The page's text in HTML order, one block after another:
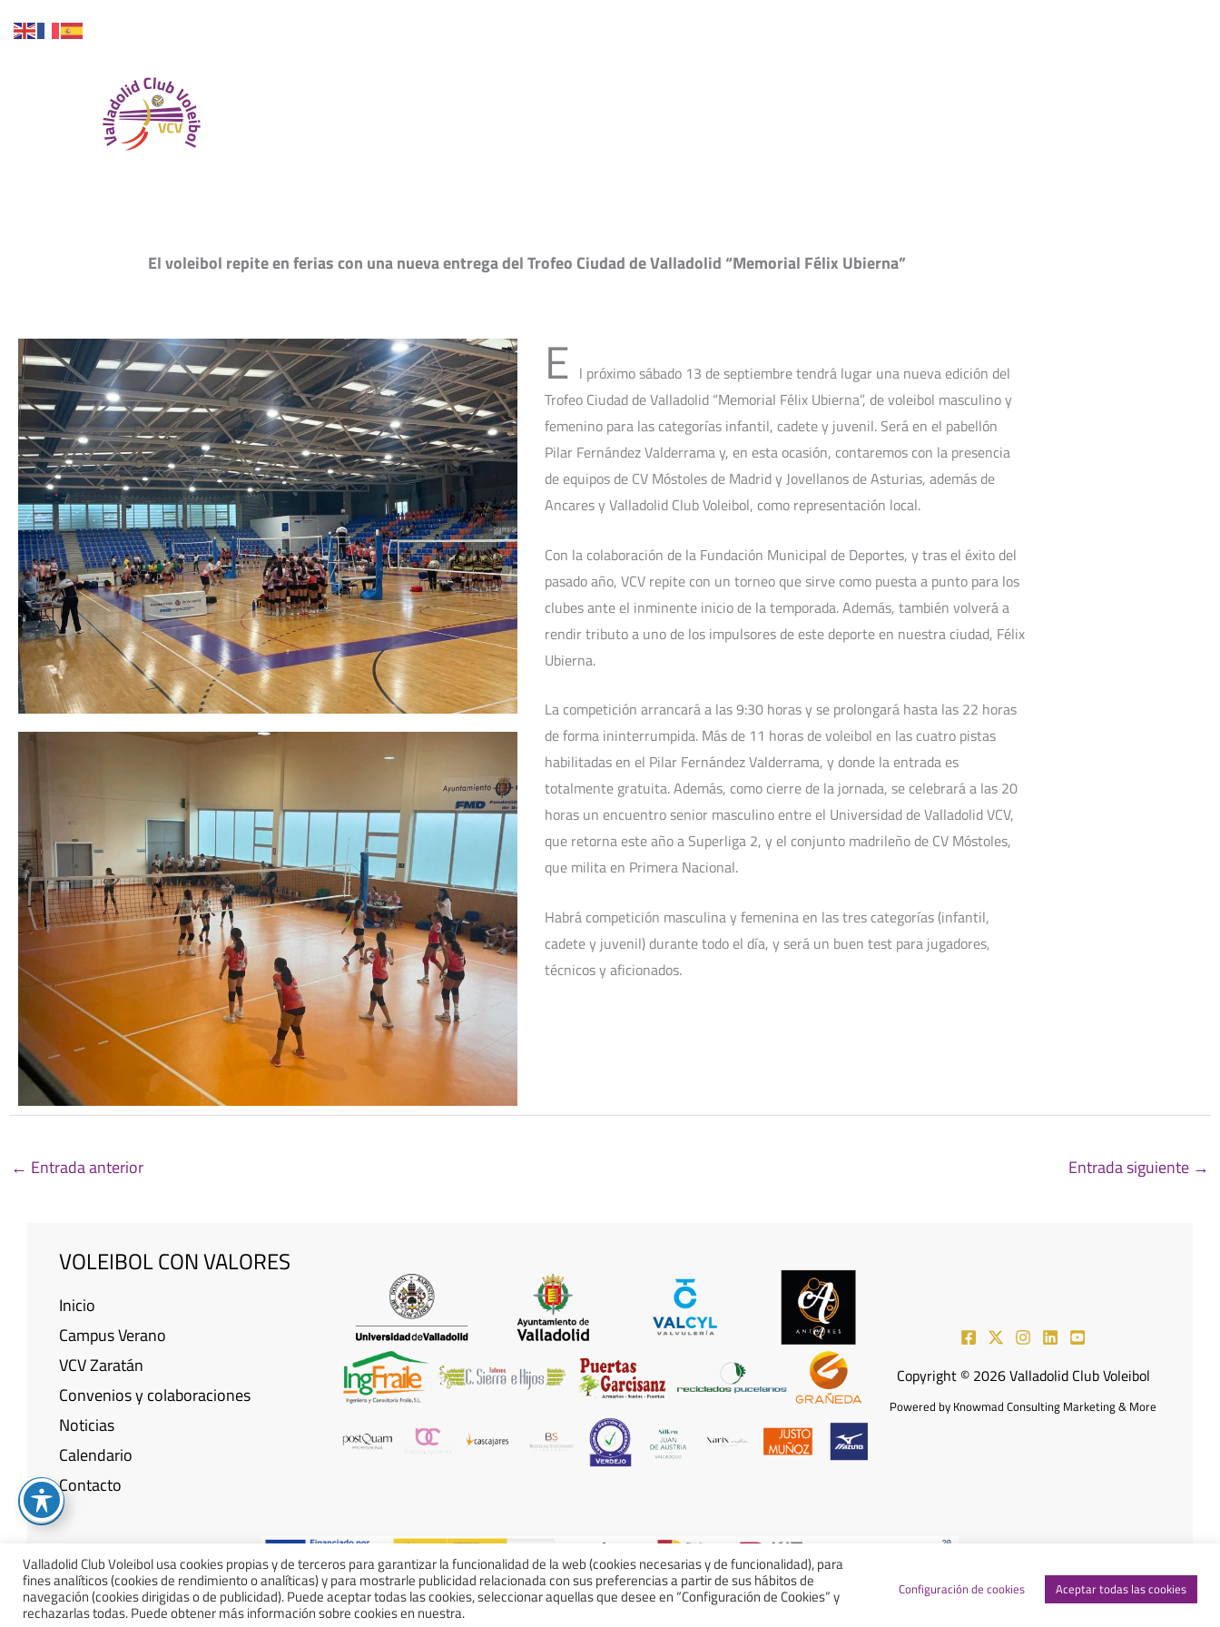
Ir
El voleibol repite en ferias con una nueva entrega del Trofeo Ciudad de Valladolid “Memorial Félix Ubierna”
E l próximo sábado 13 de septiembre tendrá lugar una nueva edición del
Trofeo Ciudad de Valladolid “Memorial Félix Ubierna”, de voleibol masculino y
femenino para las categorías infantil, cadete y juvenil. Será en el pabellón
Pilar Fernández Valderrama y, en esta ocasión, contaremos con la presencia
de equipos de CV Móstoles de Madrid y Jovellanos de Asturias, además de
Ancares y Valladolid Club Voleibol, como representación local.
Con la colaboración de la Fundación Municipal de Deportes, y tras el éxito del
pasado año, VCV repite con un torneo que sirve como puesta a punto para los
clubes ante el inminente inicio de la temporada. Además, también volverá a
rendir tributo a uno de los impulsores de este deporte en nuestra ciudad, Félix
Ubierna.
La competición arrancará a las 9:30 horas y se prolongará hasta las 22 horas
de forma ininterrumpida. Más de 11 horas de voleibol en las cuatro pistas
habilitadas en el Pilar Fernández Valderrama, y donde la entrada es
totalmente gratuita. Además, como cierre de la jornada, se celebrará a las 20
horas un encuentro senior masculino entre el Universidad de Valladolid VCV,
que retorna este año a Superliga 2, y el conjunto madrileño de CV Móstoles,
que milita en Primera Nacional.
Habrá competición masculina y femenina en las tres categorías (infantil,
cadete y juvenil) durante todo el día, y será un buen test para jugadores,
técnicos y aficionados.
← Entrada anterior Entrada siguiente →
VOLEIBOL CON VALORES
Inicio
Campus Verano
VCV Zaratán
Convenios y colaboraciones
Noticias
Calendario
Contacto
Copyright © 2026 Valladolid Club Voleibol
Powered by Knowmad Consulting Marketing & More
Aviso Legal Política de Cookies Política de Privacidad Declaración de Accesibilidad
Valladolid Club Voleibol usa cookies propias y de terceros para garantizar la funcionalidad de la web (cookies necesarias y de funcionalidad), para
fines analíticos (cookies de rendimiento o analíticas) y para mostrarle publicidad relacionada con sus preferencias a partir de sus hábitos de
navegación (cookies dirigidas o de publicidad). Puede aceptar todas las cookies, seleccionar aquellas que desee en “Configuración de Cookies” y
rechazarlas todas. Puede obtener más información sobre cookies en nuestra.
Configuración de cookies Aceptar todas las cookies